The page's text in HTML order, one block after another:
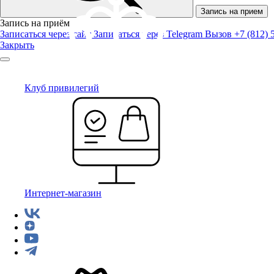
Запись на прием
Запись на приём
Записаться через сайт Записаться через Telegram Вызов +7 (812)
Закрыть
Клуб привилегий
Интернет-магазин